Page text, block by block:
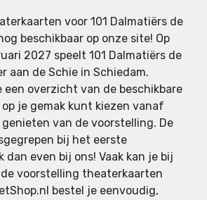
voor 101 Dalmatiërs de
beschikbaar op onze site! Op
2027 speelt 101 Dalmatiërs de
aan de Schie in Schiedam.
een overzicht van de beschikbare
je gemak kunt kiezen vanaf
van de voorstelling. De
bij het eerste
dan even bij ons! Vaak kan je bij
voorstelling theaterkaarten
bestel je eenvoudig,